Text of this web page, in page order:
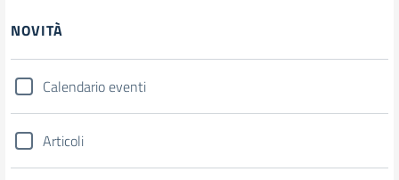
NOVITÀ
Calendario eventi
Articoli